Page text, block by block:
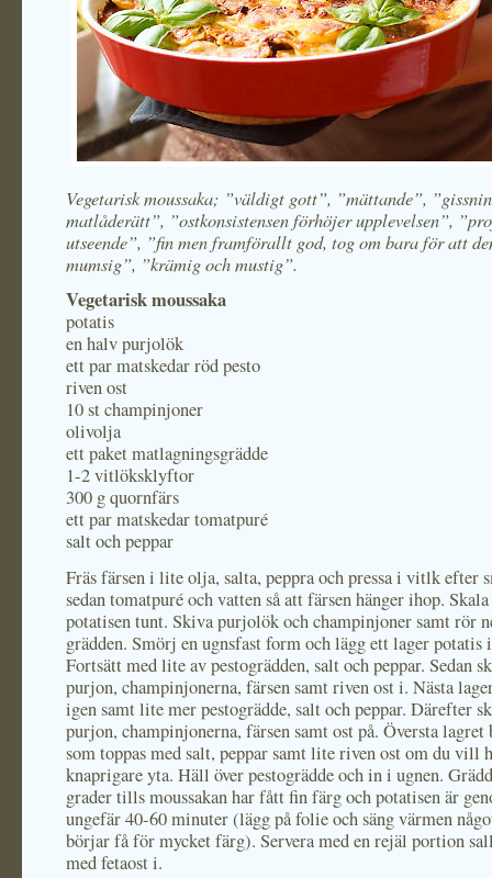
Vegetarisk moussaka; ”väldigt gott”, ”mättande”,
matlåderätt”, ”ostkonsistensen förhöjer upplevelsen”,
utseende”, ”fin men framförallt god, tog om bara för att
mumsig”, ”krämig och mustig”.
Vegetarisk moussaka
potatis
en halv purjolök
ett par matskedar röd pesto
riven ost
10 st champinjoner
olivolja
ett paket matlagningsgrädde
1-2 vitlöksklyftor
300 g quornfärs
ett par matskedar tomatpuré
salt och peppar
Fräs färsen i lite olja, salta, peppra och pressa i vitlk efter
sedan tomatpuré och vatten så att färsen hänger ihop.
potatisen tunt. Skiva purjolök och champinjoner samt rör
grädden. Smörj en ugnsfast form och lägg ett lager potatis
Fortsätt med lite av pestogrädden, salt och peppar. Sedan
purjon, champinjonerna, färsen samt riven ost i. Nästa
igen samt lite mer pestogrädde, salt och peppar. Därefter
purjon, champinjonerna, färsen samt ost på. Översta
som toppas med salt, peppar samt lite riven ost om du vill
knaprigare yta. Häll över pestogrädde och in i ugnen.
grader tills moussakan har fått fin färg och potatisen är
ungefär 40-60 minuter (lägg på folie och säng värmen
börjar få för mycket färg). Servera med en rejäl portion
med fetaost i.